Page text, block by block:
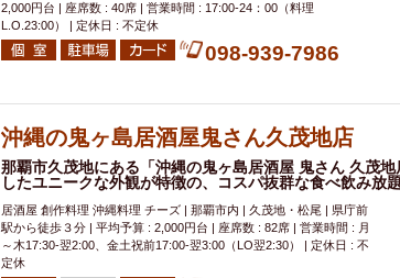
2,000円台 | 座席数 : 40席 | 営業時間 : 17:00-24：00（料理
L.O.23:00） | 定休日 : 不定休
098-939-7986
沖縄の鬼ヶ島居酒屋鬼さん久茂地店
那覇市久茂地にある「沖縄の鬼ヶ島居酒屋 鬼さん 久茂
したユニークな外観が特徴の、コスパ抜群な食べ飲み放
居酒屋 創作料理 沖縄料理 チーズ | 那覇市内 | 久茂地・松尾 | 県庁前
駅から徒歩３分 | 平均予算 : 2,000円台 | 座席数 : 82席 | 営業時間 : 月
～木17:30-翌2:00、金土祝前17:00-翌3:00（LO翌2:30） | 定休日 : 不
定休